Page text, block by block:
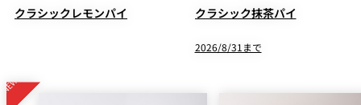
クラシックレモンパイ クラシック抹茶パイ
2026/8/31まで